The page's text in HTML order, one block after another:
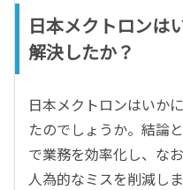
日本メクトロンは
解決したか？
日本メクトロンはいか
たのでしょうか。結論
で業務を効率化し、な
人為的なミスを削減しま